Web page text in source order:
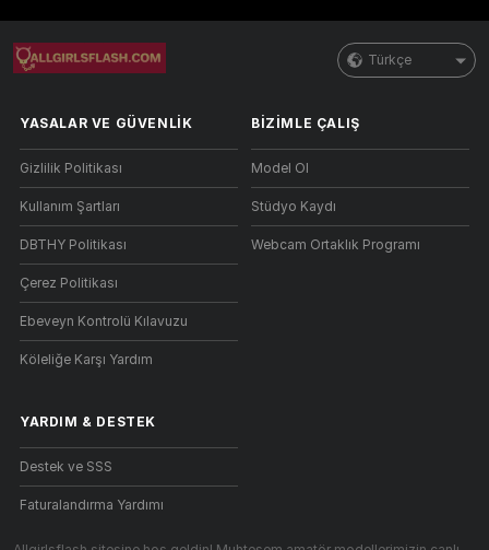
Türkçe
YASALAR VE GÜVENLIK
Gizlilik Politikası
Kullanım Şartları
DBTHY Politikası
Çerez Politikası
Ebeveyn Kontrolü Kılavuzu
Köleliğe Karşı Yardım
BIZIMLE ÇALIŞ
Model Ol
Stüdyo Kaydı
Webcam Ortaklık Programı
YARDIM & DESTEK
Destek ve SSS
Faturalandırma Yardımı